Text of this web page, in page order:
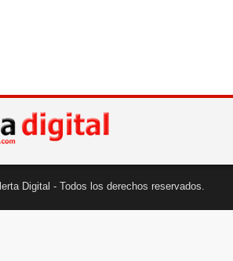
Digital - Todos los derechos reservados.